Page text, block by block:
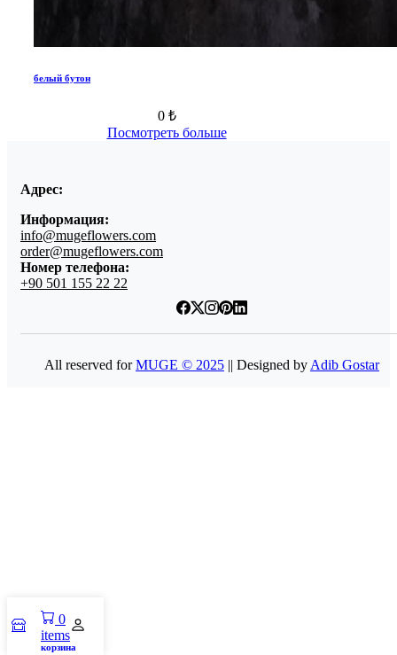
белый бутон
0 ₺
Посмотреть больше
Адрес:
Информация:
info@mugeflowers.com
order@mugeflowers.com
Номер телефона:
+90 501 155 22 22
All reserved forMUGE © 2025 || Designed by Adib Gostar
0
items
корзина